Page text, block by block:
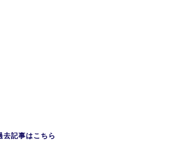
去記事はこちら